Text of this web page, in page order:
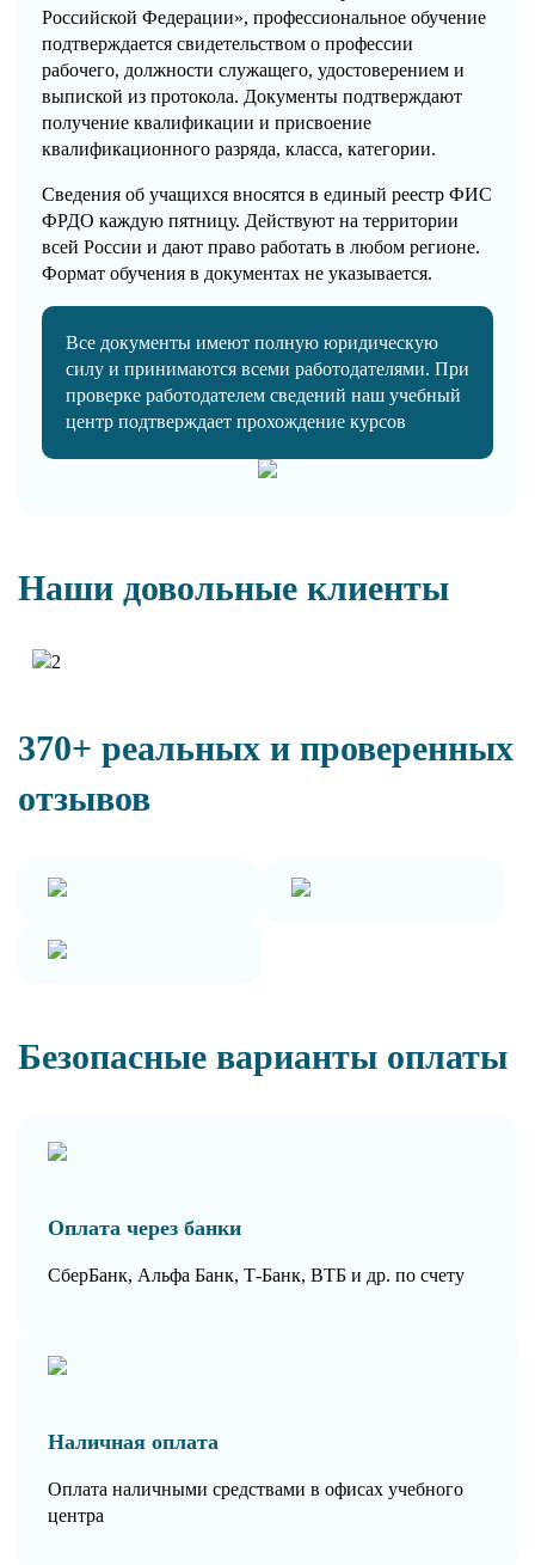
Российской Федерации», профессиональное обучение
подтверждается свидетельством о профессии
рабочего, должности служащего, удостоверением и
выпиской из протокола. Документы подтверждают
получение квалификации и присвоение
квалификационного разряда, класса, категории.
Сведения об учащихся вносятся в единый реестр ФИС
ФРДО каждую пятницу. Действуют на территории
всей России и дают право работать в любом регионе.
Формат обучения в документах не указывается.
Все документы имеют полную юридическую
силу и принимаются всеми работодателями. При
проверке работодателем сведений наш учебный
центр подтверждает прохождение курсов
Наши довольные клиенты
370+ реальных и проверенных
отзывов
Безопасные варианты оплаты
Оплата через банки
СберБанк, Альфа Банк, Т-Банк, ВТБ и др. по счету
Наличная оплата
Оплата наличными средствами в офисах учебного
центра